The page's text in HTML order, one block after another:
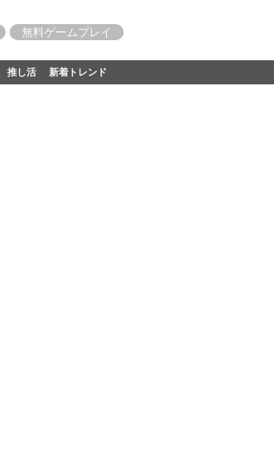
無料ゲームプレイ
推し活 新着トレンド